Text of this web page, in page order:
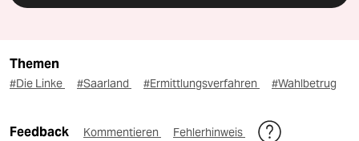
Themen
#Die Linke #Saarland #Ermittlungsverfahren #Wahlbetrug
Feedback Kommentieren Fehlerhinweis